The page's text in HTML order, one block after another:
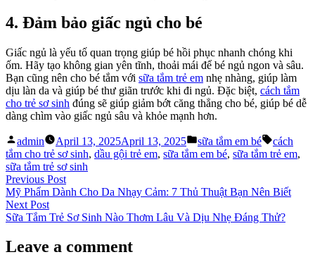
4. Đảm bảo giấc ngủ cho bé
Giấc ngủ là yếu tố quan trọng giúp bé hồi phục nhanh chóng khi
ốm. Hãy tạo không gian yên tĩnh, thoải mái để bé ngủ ngon và sâu.
Bạn cũng nên cho bé tắm với sữa tắm trẻ em nhẹ nhàng, giúp làm
dịu làn da và giúp bé thư giãn trước khi đi ngủ. Đặc biệt, cách tắm
cho trẻ sơ sinh đúng sẽ giúp giảm bớt căng thẳng cho bé, giúp bé dễ
dàng chìm vào giấc ngủ sâu và khỏe mạnh hơn.
Posted
by
admin April 13, 2025April 13, 2025
Posted
in
sữa tắm em bé Tags:
cách
tắm cho trẻ sơ sinh, dầu gội trẻ em, sữa tắm em bé, sữa tắm trẻ em,
sữa tắm trẻ sơ sinh
Post
navigation
Previous PostPrevious
post:
Mỹ Phẩm Dành Cho Da Nhạy Cảm: 7 Thủ Thuật Bạn Nên Biết
Next PostNext
post:
Sữa Tắm Trẻ Sơ Sinh Nào Thơm Lâu Và Dịu Nhẹ Đáng Thử?
Leave a comment